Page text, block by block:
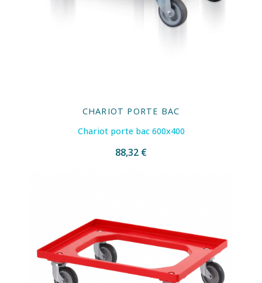
CHARIOT PORTE BAC
Chariot porte bac 600x400
88,32 €